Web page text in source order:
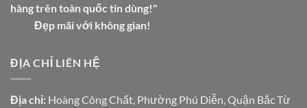
hàng trên toàn quốc tin dùng!"
Đẹp mãi với không gian!
ĐỊA CHỈ LIÊN HỆ
Địa chỉ: Hoàng Công Chất, Phường Phú Diễn, Quận Bắc Từ